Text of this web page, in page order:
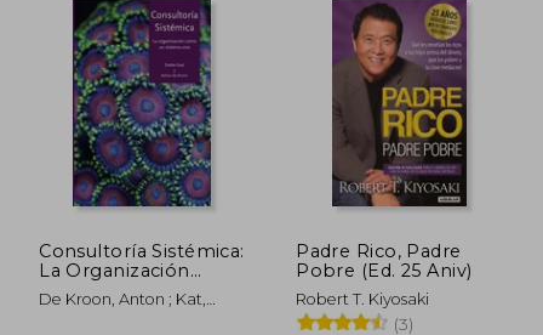
Consultoría Sistémica:
La Organización
Como un Sistema
Vivo
De Kroon, Anton ; Kat,
Padre Rico, Padre
Pobre (Ed. 25 Aniv)
Robert T. Kiyosaki
(3)